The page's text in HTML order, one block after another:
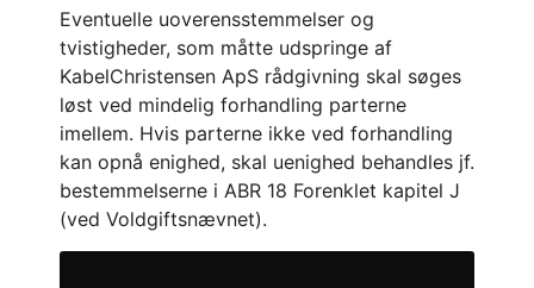
Eventuelle uoverensstemmelser og
tvistigheder, som måtte udspringe af
KabelChristensen ApS rådgivning skal søges
løst ved mindelig forhandling parterne
imellem. Hvis parterne ikke ved forhandling
kan opnå enighed, skal uenighed behandles jf.
bestemmelserne i ABR 18 Forenklet kapitel J
(ved Voldgiftsnævnet).